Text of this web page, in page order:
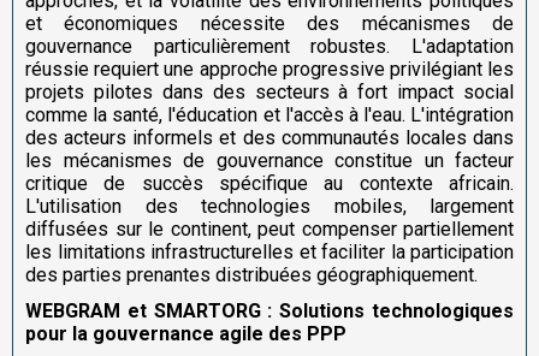
et économiques nécessite des mécanismes de
gouvernance particulièrement robustes. L'adaptation
réussie requiert une approche progressive privilégiant les
projets pilotes dans des secteurs à fort impact social
comme la santé, l'éducation et l'accès à l'eau. L'intégration
des acteurs informels et des communautés locales dans
les mécanismes de gouvernance constitue un facteur
critique de succès spécifique au contexte africain.
L'utilisation des technologies mobiles, largement
diffusées sur le continent, peut compenser partiellement
les limitations infrastructurelles et faciliter la participation
des parties prenantes distribuées géographiquement.
WEBGRAM et SMARTORG : Solutions technologiques
pour la gouvernance agile des PPP